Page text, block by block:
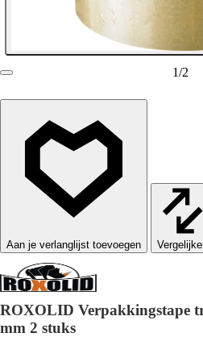
1/2
ROXOLID Verpakkingstape
mm 2 stuks